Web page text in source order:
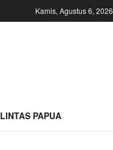
Kamis, Agustus 6, 2026
LINTAS PAPUA